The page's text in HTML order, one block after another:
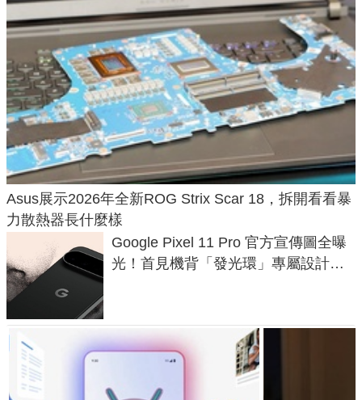
Asus展示2026年全新ROG Strix Scar 18，拆開看看暴
力散熱器長什麼樣
Google Pixel 11 Pro 官方宣傳圖全曝
光！首見機背「發光環」專屬設計、